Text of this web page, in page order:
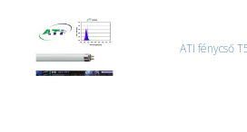
és azonnal eljutott hozzánk az
ATI fénycső